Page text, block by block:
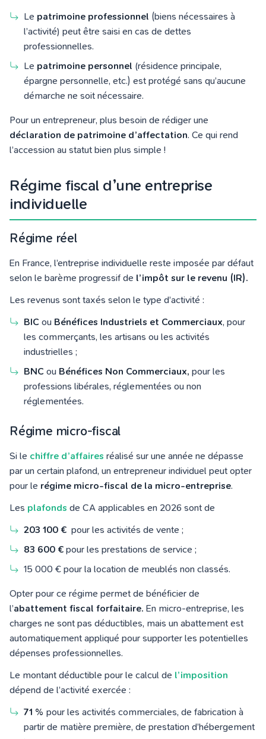
Le patrimoine professionnel (biens nécessaires à
l’activité) peut être saisi en cas de dettes
professionnelles.
Le patrimoine personnel (résidence principale,
épargne personnelle, etc.) est protégé sans qu’aucune
démarche ne soit nécessaire.
Pour un entrepreneur, plus besoin de rédiger une
déclaration de patrimoine d’affectation. Ce qui rend
l’accession au statut bien plus simple !
Régime fiscal d’une entreprise
individuelle
Régime réel
En France, l’entreprise individuelle reste imposée par défaut
selon le barème progressif de l’impôt sur le revenu (IR).
Les revenus sont taxés selon le type d’activité :
BIC ou Bénéfices Industriels et Commerciaux, pour
les commerçants, les artisans ou les activités
industrielles ;
BNC ou Bénéfices Non Commerciaux, pour les
professions libérales, réglementées ou non
réglementées.
Régime micro-fiscal
Si le chiffre d’affaires réalisé sur une année ne dépasse
par un certain plafond, un entrepreneur individuel peut opter
pour le régime micro-fiscal de la micro‑entreprise.
Les plafonds de CA applicables en 2026 sont de
203 100 € pour les activités de vente ;
83 600 € pour les prestations de service ;
15 000 € pour la location de meublés non classés.
Opter pour ce régime permet de bénéficier de
l’abattement fiscal forfaitaire. En micro-entreprise, les
charges ne sont pas déductibles, mais un abattement est
automatiquement appliqué pour supporter les potentielles
dépenses professionnelles.
Le montant déductible pour le calcul de l’imposition
dépend de l’activité exercée :
71 % pour les activités commerciales, de fabrication à
partir de matière première, de prestation d’hébergement